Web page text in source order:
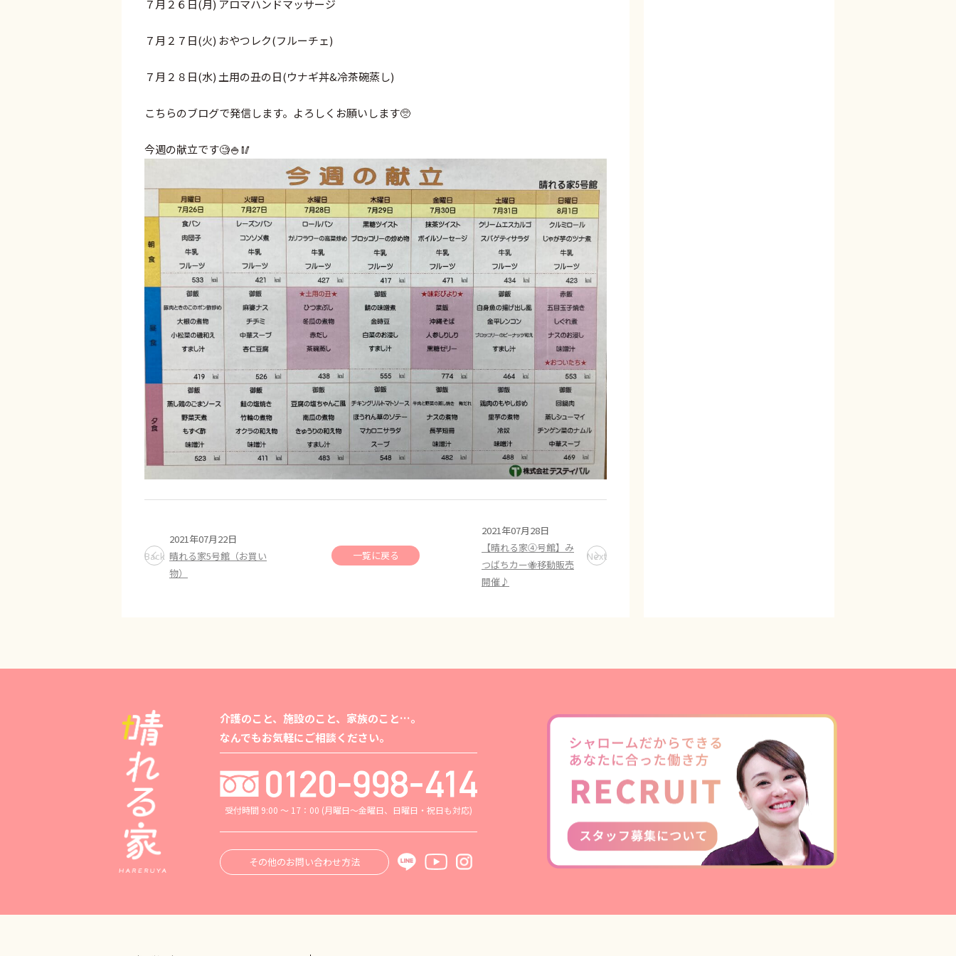
７月２６日(月) アロマハンドマッサージ
７月２７日(火) おやつレク(フルーチェ)
７月２８日(水) 土用の丑の日(ウナギ丼&冷茶碗蒸し)
こちらのブログで発信します。よろしくお願いします🥺
今週の献立です🧐🍚🥢
Back
2021年07月22日
晴れる家5号館（お買い
物）
一覧に戻る
2021年07月28日
【晴れる家④号館】み
つばちカー🐝移動販売
開催♪
Next
介護のこと、施設のこと、家族のこと…。
なんでもお気軽にご相談ください。
受付時間 9:00 ～ 17：00 (月曜日～金曜日、日曜日・祝日も対応)
その他のお問い合わせ方法